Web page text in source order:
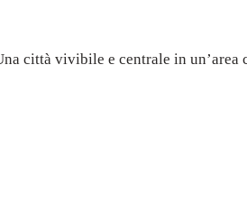
città vivibile e centrale in un’area